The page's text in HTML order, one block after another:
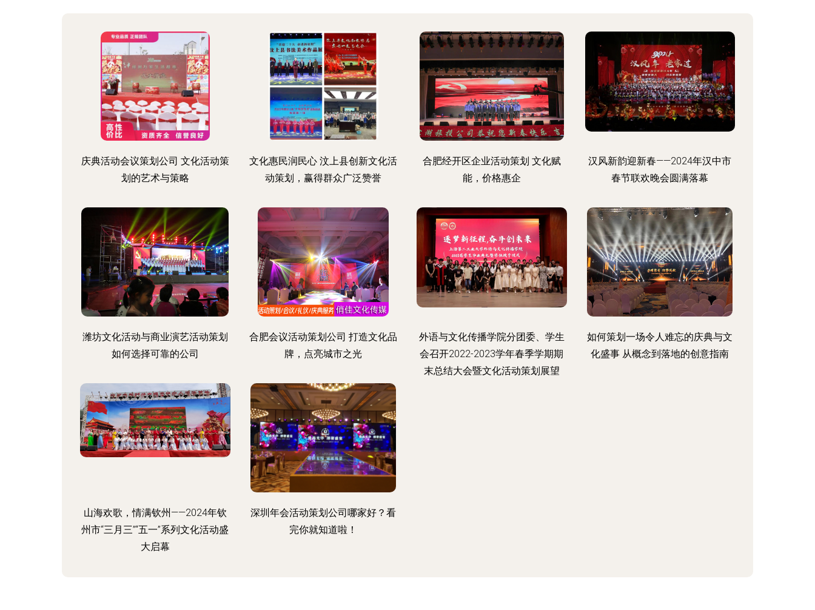
庆典活动会议策划公司 文化活动策
划的艺术与策略
文化惠民润民心 汶上县创新文化活
动策划，赢得群众广泛赞誉
合肥经开区企业活动策划 文化赋
能，价格惠企
汉风新韵迎新春——2024年汉中市
春节联欢晚会圆满落幕
潍坊文化活动与商业演艺活动策划
如何选择可靠的公司
合肥会议活动策划公司 打造文化品
牌，点亮城市之光
外语与文化传播学院分团委、学生
会召开2022-2023学年春季学期期
末总结大会暨文化活动策划展望
如何策划一场令人难忘的庆典与文
化盛事 从概念到落地的创意指南
山海欢歌，情满钦州——2024年钦
州市“三月三”“五一”系列文化活动盛
大启幕
深圳年会活动策划公司哪家好？看
完你就知道啦！